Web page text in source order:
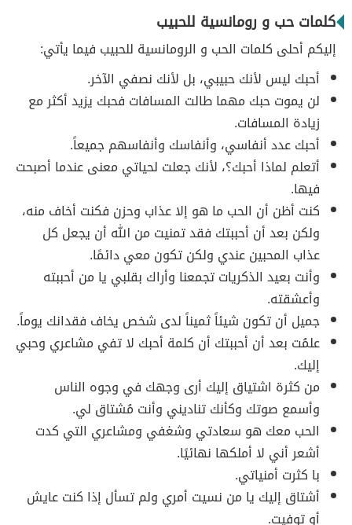
كلمات حب و رومانسية للحبيب
إليكم أحلى كلمات الحب و الرومانسية للحبيب فيما يأتي:
أحبك ليس لأنك حبيبي، بل لأنك نصفي الآخر.
لن يموت حبك مهما طالت المسافات فحبك يزيد أكثر مع
زيادة المسافات.
أحبك عدد أنفاسي، وأنفاسك وأنفاسهم جميعاً.
أتعلم لماذا أحبك؟، لأنك جعلت لحياتي معنى عندما أصبحت
فيها.
كنت أظن أن الحب ما هو إلا عذاب وحزن فكنت أخاف منه،
ولكن بعد أن أحببتك فقد تمنيت من الله أن يجعل كل
عذاب المحبين عندي ولكن تكون معي دائمًا.
وأنت بعيد الذكريات تجمعنا وأراك بقلبي يا من أحببته
وأعشقته.
جميل أن تكون شيئاً ثميناً لدى شخص يخاف فقدانك يوماً.
علمُت بعد أن أحببتك أن كلمة أحبك لا تفي مشاعري وحبي
إليك.
من كثرة اشتياق إليك أرى وجهك في وجوه الناس
وأسمع صوتك وكأنك تناديني وأنت مُشتاق لي.
الحب معك هو سعادتي وشغفي ومشاعري التي كدت
أشعر أني لا أملكها نهائيًا.
با كثرت أمنياتي.
أشتاق إليك يا من نسيت أمري ولم تسأل إذا كنت عايش
أو توفيت.